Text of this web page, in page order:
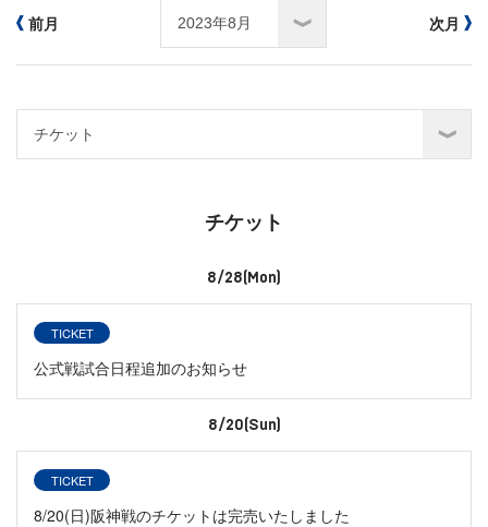
前月 次月
チケット
8/28(Mon)
TICKET
公式戦試合日程追加のお知らせ
8/20(Sun)
TICKET
8/20(日)阪神戦のチケットは完売いたしました